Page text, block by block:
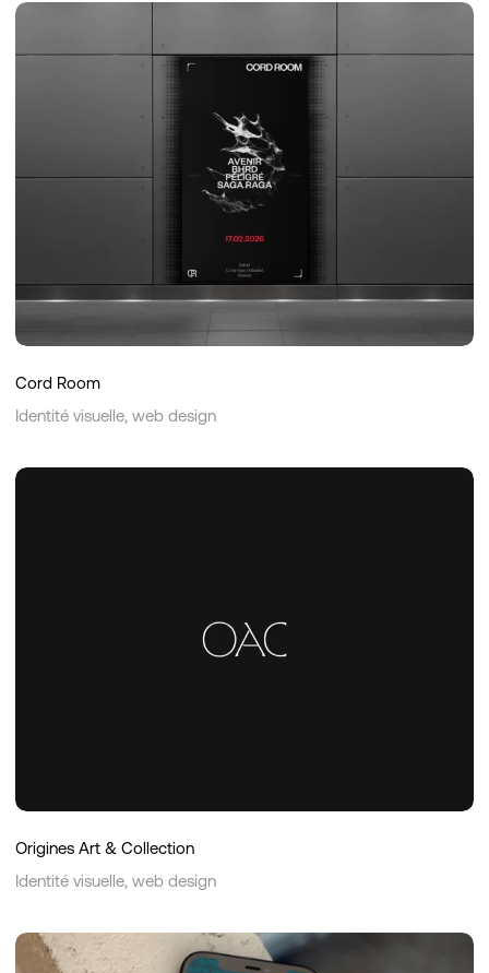
Cord
Cord Room
Identité visuelle, web design
Origines
Origines Art & Collection
Identité visuelle, web design
Studio
Fetch